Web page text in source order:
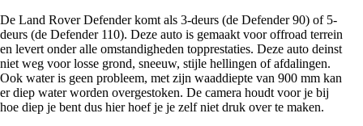
De Land Rover Defender komt als 3-deurs (de Defender 90) of 5-
deurs (de Defender 110). Deze auto is gemaakt voor offroad terrein
en levert onder alle omstandigheden topprestaties. Deze auto deinst
niet weg voor losse grond, sneeuw, stijle hellingen of afdalingen.
Ook water is geen probleem, met zijn waaddiepte van 900 mm kan
er diep water worden overgestoken. De camera houdt voor je bij
hoe diep je bent dus hier hoef je je zelf niet druk over te maken.